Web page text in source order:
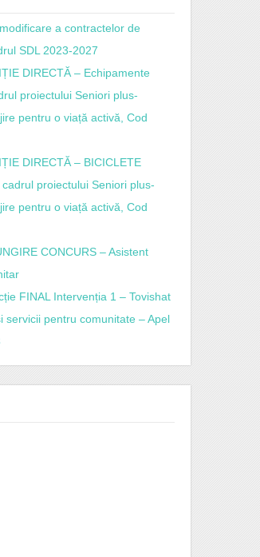
a contractelor de
SDL 2023-2027
DIRECTĂ – Echipamente
proiectului Seniori plus-
pentru o viață activă, Cod
DIRECTĂ – BICICLETE
proiectului Seniori plus-
pentru o viață activă, Cod
CONCURS – Asistent
FINAL Intervenția 1 – Tovishat
servicii pentru comunitate – Apel